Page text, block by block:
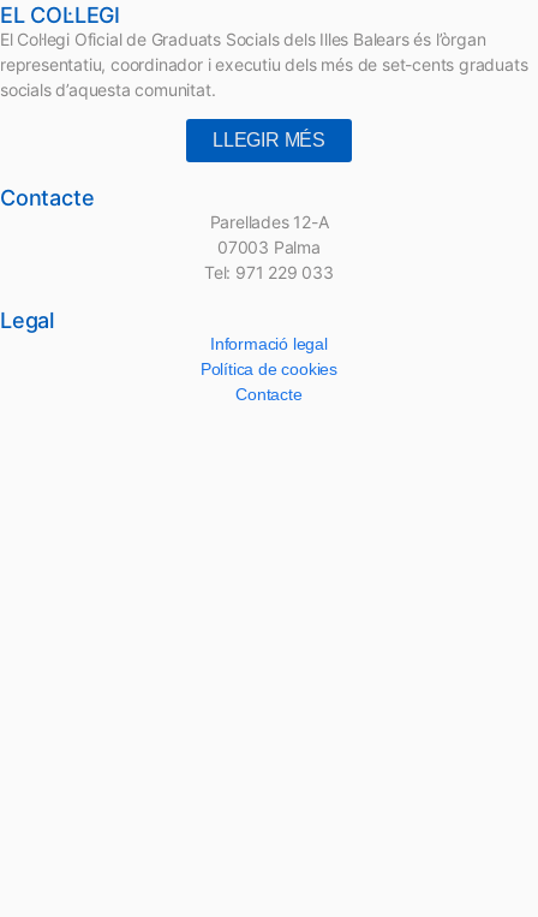
EL COL·LEGI
El Col·legi Oficial de Graduats Socials dels Illes Balears és l’òrgan
representatiu, coordinador i executiu dels més de set-cents graduats
socials d’aquesta comunitat.
LLEGIR MÉS
Contacte
Parellades 12-A
07003 Palma
Tel: 971 229 033
Legal
Informació legal
Política de cookies
Contacte